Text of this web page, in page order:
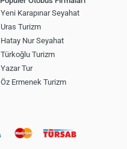
Yeni Karapınar Seyahat
Uras Turizm
Hatay Nur Seyahat
Türkoğlu Turizm
Yazar Tur
Öz Ermenek Turizm